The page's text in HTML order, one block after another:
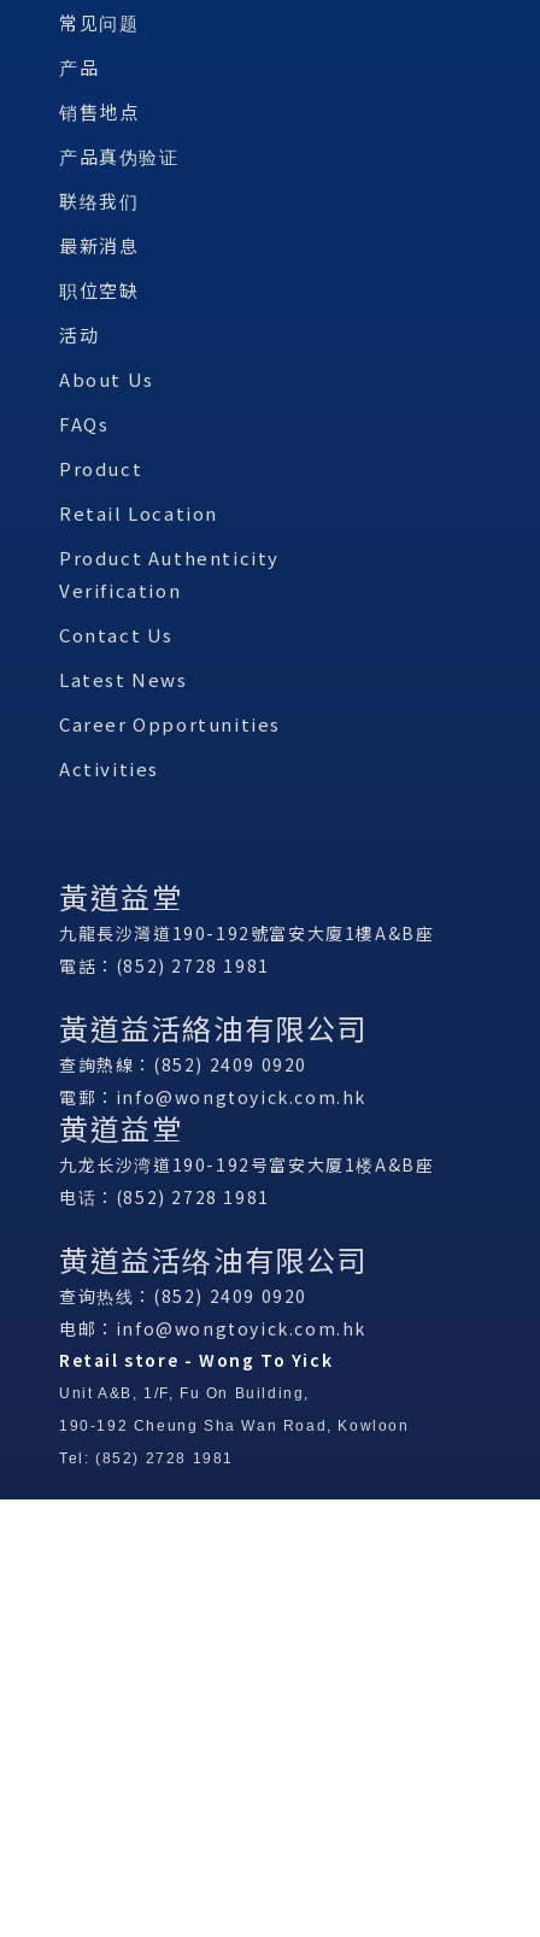
常见问题
产品
销售地点
产品真伪验证
联络我们
最新消息
职位空缺
活动
About Us
FAQs
Product
Retail Location
Product Authenticity
Verification
Contact Us
Latest News
Career Opportunities
Activities
黃道益堂
九龍長沙灣道190-192號富安大廈1樓A&B座
電話：(852) 2728 1981
黃道益活絡油有限公司
查詢熱線：(852) 2409 0920
電郵： info@wongtoyick.com.hk
黄道益堂
九龙长沙湾道190-192号富安大厦1楼A&B座
电话：(852) 2728 1981
黄道益活络油有限公司
查询热线：(852) 2409 0920
电邮： info@wongtoyick.com.hk
Retail store - Wong To Yick
Unit A&B, 1/F, Fu On Building,
190-192 Cheung Sha Wan Road, Kowloon
Tel: (852) 2728 1981